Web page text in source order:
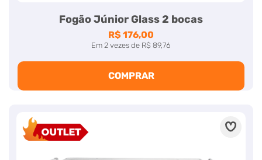
Fogão Júnior Glass 2 bocas
R$ 176,00
Em 2 vezes de R$ 89,76
COMPRAR